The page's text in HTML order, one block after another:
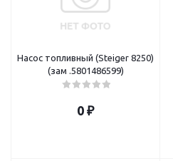
Насос топливный (Steiger 8250)
(зам .5801486599)
0 ₽